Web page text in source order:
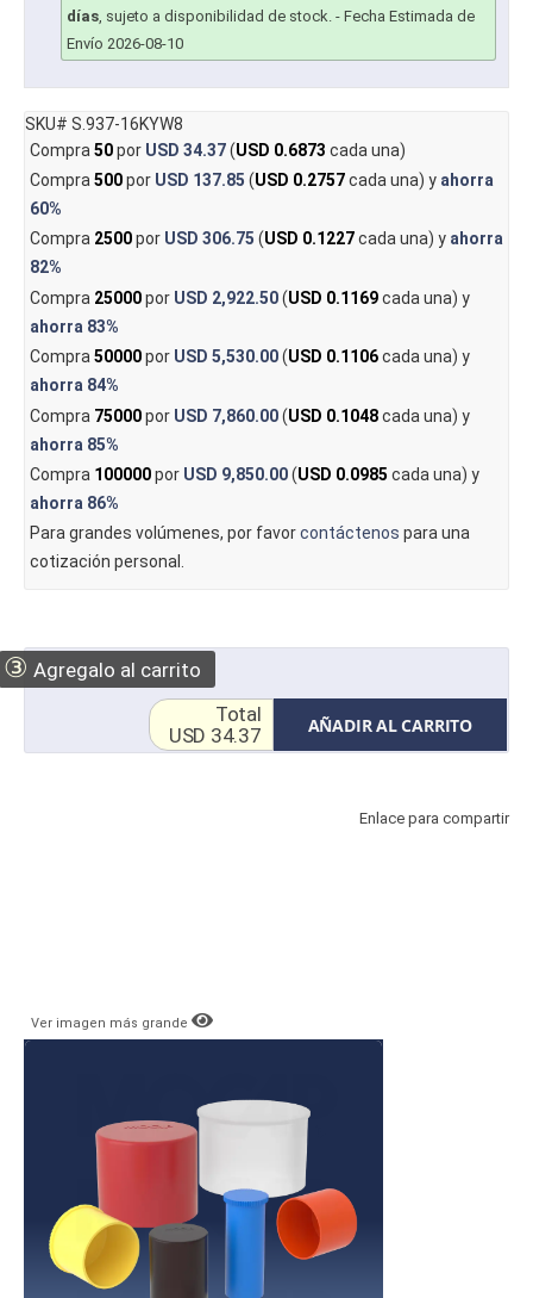
días, sujeto a disponibilidad de stock. - Fecha Estimada de
Envío 2026-08-10
SKU# S.937-16KYW8
Compra 50por USD 34.37(USD 0.6873 cada una)
Compra 500por USD 137.85 (USD 0.2757cada una) y ahorra
60%
Compra 2500por USD 306.75 (USD 0.1227cada una) y ahorra
82%
Compra 25000por USD 2,922.50(USD 0.1169cada una) y
ahorra 83%
Compra50000por USD 5,530.00(USD 0.1106cada una) y
ahorra 84%
Compra 75000por USD 7,860.00(USD 0.1048cada una) y
ahorra 85%
Compra 100000por USD 9,850.00(USD 0.0985 cada una) y
ahorra 86%
Para grandes volúmenes, por favorcontáctenos para una
cotización personal.
③ Agregalo al carrito
AÑADIR AL CARRITO
Total
USD 34.37
Enlace para compartir
Ver imagen más grande